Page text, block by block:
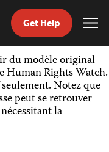
Get Help
du modèle original
Human Rights Watch.
Notez que
peut se retrouver
la